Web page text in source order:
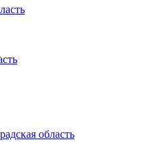
область